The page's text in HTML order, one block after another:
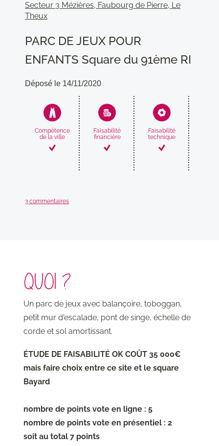
Secteur 3 Mézières, Faubourg de Pierre, Le
Theux
PARC DE JEUX POUR
ENFANTS Square du 91ème RI
Déposé le 14/11/2020
Compétence
de la ville
Faisabilité
financière
Faisabilité
technique
3 commentaires
QUOI ?
Un parc de jeux avec balançoire, toboggan,
petit mur d'escalade, pont de singe, échelle de
corde et sol amortissant.
ÉTUDE DE FAISABILITÉ OK COÛT 35 000€
mais faire choix entre ce site et le square
Bayard
nombre de points vote en ligne : 5
nombre de points vote en présentiel : 2
soit au total 7 points